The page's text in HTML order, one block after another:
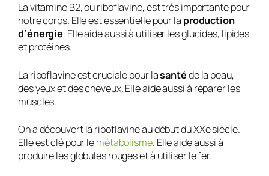
La vitamine B2, ou riboflavine, est très importante pour
notre corps. Elle est essentielle pour la production
d’énergie. Elle aide aussi à utiliser les glucides, lipides
et protéines.
La riboflavine est cruciale pour lasantéde la peau,
des yeux et des cheveux. Elle aide aussi à réparer les
muscles.
On a découvert la riboflavine au début du XXe siècle.
Elle est clé pour lemétabolisme. Elle aide aussi à
produire les globules rouges et à utiliser le fer.